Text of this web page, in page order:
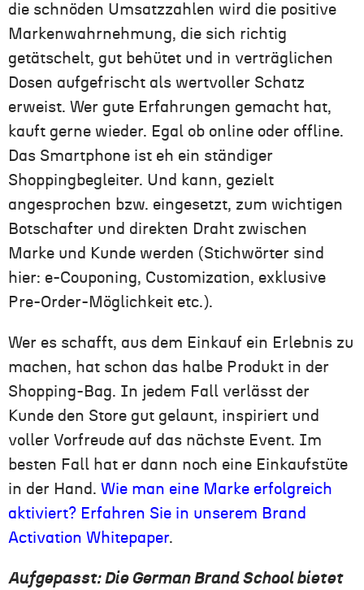
die schnöden Umsatzzahlen wird die positive
Markenwahrnehmung, die sich richtig
getätschelt, gut behütet und in verträglichen
Dosen aufgefrischt als wertvoller Schatz
erweist. Wer gute Erfahrungen gemacht hat,
kauft gerne wieder. Egal ob online oder offline.
Das Smartphone ist eh ein ständiger
Shoppingbegleiter. Und kann, gezielt
angesprochen bzw. eingesetzt, zum wichtigen
Botschafter und direkten Draht zwischen
Marke und Kunde werden (Stichwörter sind
hier: e-Couponing, Customization, exklusive
Pre-Order-Möglichkeit etc.).
Wer es schafft, aus dem Einkauf ein Erlebnis zu
machen, hat schon das halbe Produkt in der
Shopping-Bag. In jedem Fall verlässt der
Kunde den Store gut gelaunt, inspiriert und
voller Vorfreude auf das nächste Event. Im
besten Fall hat er dann noch eine Einkaufstüte
in der Hand. Wie man eine Marke erfolgreich
aktiviert? Erfahren Sie in unserem Brand
Activation Whitepaper.
Aufgepasst: Die German Brand School bietet